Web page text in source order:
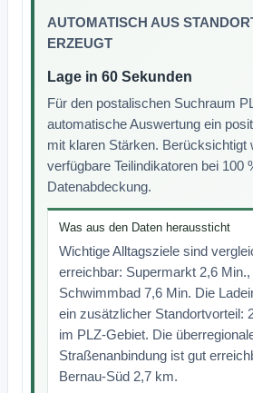
AUTOMATISCH AUS
ERZEUGT
Lage in 60 Sekunden
Für den postalischen Suchraum
automatische Auswertung ein
mit klaren Stärken. Berücksichtigt
verfügbare Teilindikatoren bei 100
Datenabdeckung.
Was aus den Daten heraussticht
Wichtige Alltagsziele sind
erreichbar: Supermarkt 2,6
Schwimmbad 7,6 Min. Die
ein zusätzlicher Standortvorteil:
im PLZ-Gebiet. Die
Straßenanbindung ist gut
Bernau-Süd 2,7 km.